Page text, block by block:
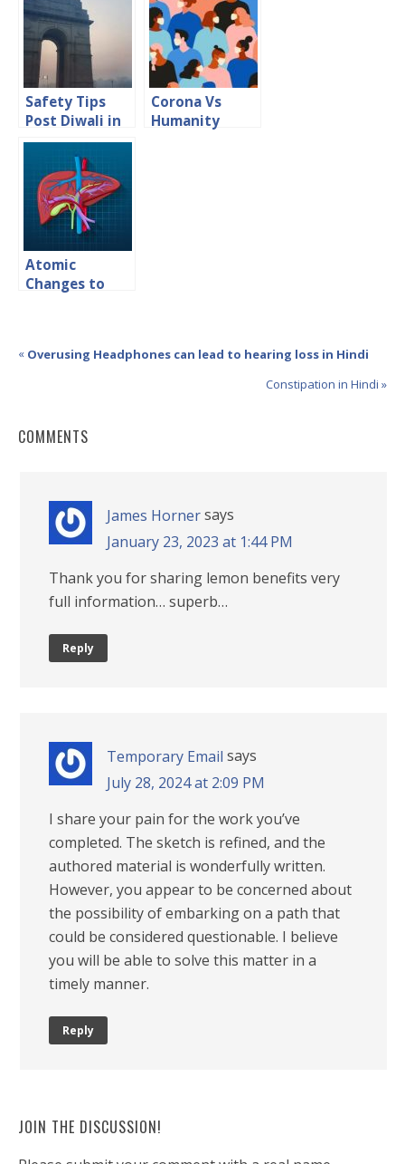
फायदे
Safety Tips
Post Diwali in
Hindi
Corona Vs
Humanity
Atomic
Changes to
« Overusing Headphones can lead to hearing loss in Hindi
Constipation in Hindi »
COMMENTS
James Hornersays
January 23, 2023 at 1:44 PM
Thank you for sharing lemon benefits very
full information… superb…
Reply
Temporary Email says
July 28, 2024 at 2:09 PM
I share your pain for the work you’ve
completed. The sketch is refined, and the
authored material is wonderfully written.
However, you appear to be concerned about
the possibility of embarking on a path that
could be considered questionable. I believe
you will be able to solve this matter in a
timely manner.
Reply
JOIN THE DISCUSSION!